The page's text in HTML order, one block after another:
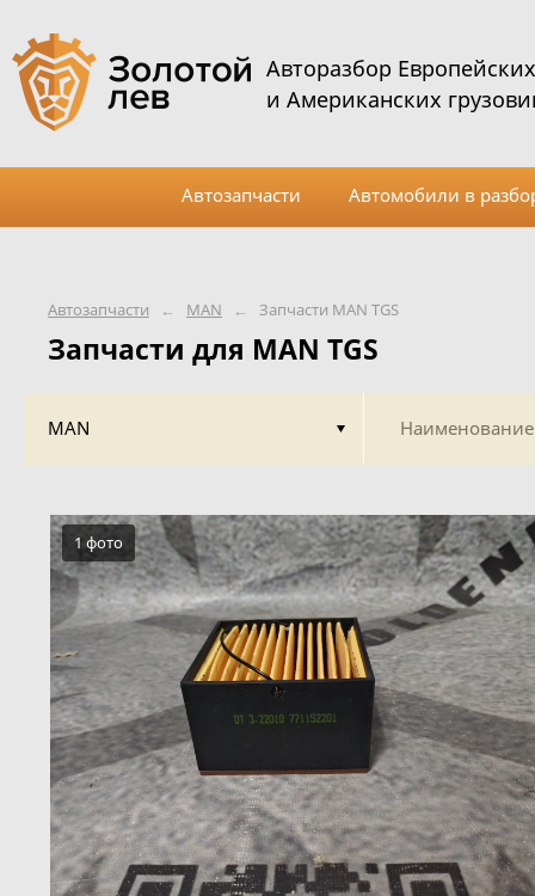
Автозапчасти ← MAN ← Запчасти MAN TGS
Запчасти для MAN TGS
MAN Наименование
1 фото
Авторазбор Европейских
и Американских
Автозапчасти Автомобили в